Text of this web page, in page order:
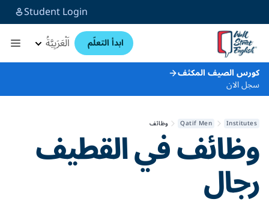
Student Login
ابدأ التعلّم اَلْعَرَبِيَّةُ
كورس الصيف المكثف
سجل الان
Institutes
Qatif Men وظائف
وظائف فيالقطيف
رجال